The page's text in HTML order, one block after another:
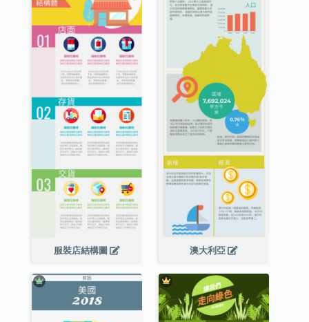
服裝店結構圖 澳大利亞